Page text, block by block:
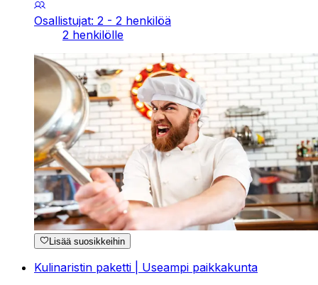
Osallistujat: 2 - 2 henkilöä
2 henkilölle
Lisää suosikkeihin
Kulinaristin paketti | Useampi paikkakunta